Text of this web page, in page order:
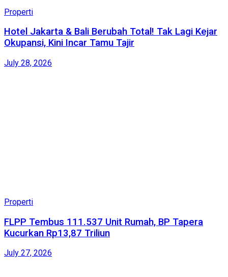
Properti
Hotel Jakarta & Bali Berubah Total! Tak Lagi Kejar
Okupansi, Kini Incar Tamu Tajir
July 28, 2026
Properti
FLPP Tembus 111.537 Unit Rumah, BP Tapera
Kucurkan Rp13,87 Triliun
July 27, 2026